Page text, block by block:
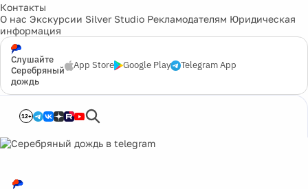
Контакты
О нас Экскурсии Silver Studio Рекламодателям Юридическая
информация
Слушайте
Серебряный
дождь
App Store Google Play Telegram App
12+